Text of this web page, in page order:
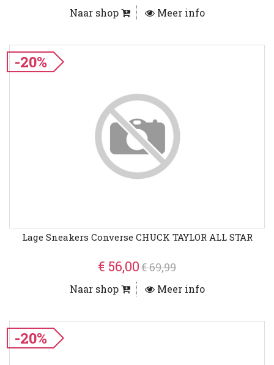
Naar shop Meer info
-20%
Lage Sneakers Converse CHUCK TAYLOR ALL STAR
€ 56,00€ 69,99
Naar shop Meer info
-20%